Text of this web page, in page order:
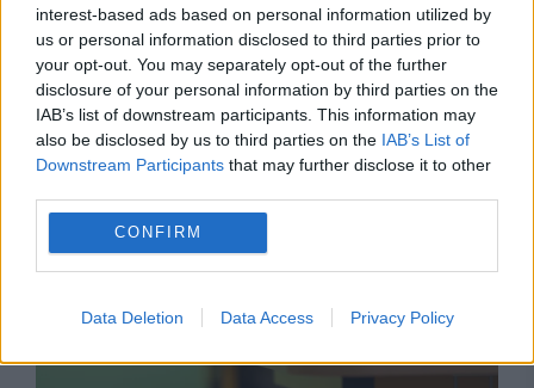
interest-based ads based on personal information utilized by
us or personal information disclosed to third parties prior to
your opt-out. You may separately opt-out of the further
disclosure of your personal information by third parties on the
IAB’s list of downstream participants. This information may
also be disclosed by us to third parties on the IAB’s List of
Downstream Participants that may further disclose it to other
CONFIRM
Data Deletion Data Access Privacy Policy
Sprijin financiar pentru îngrijirea vârstnicilor la
domiciliu. Cine poate beneficia de
indemnizație